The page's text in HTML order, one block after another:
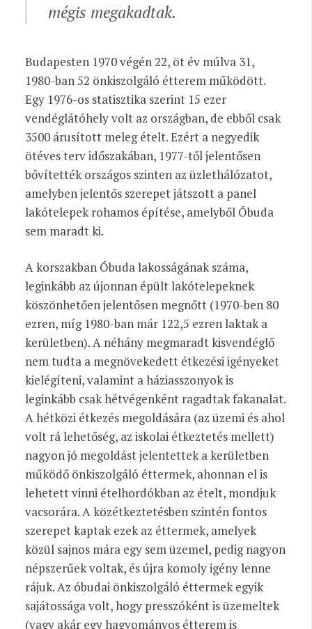
mégis megakadtak.
Budapesten 1970 végén 22, öt év múlva 31,
1980-ban 52 önkiszolgáló étterem működött.
Egy 1976-os statisztika szerint 15 ezer
vendéglátóhely volt az országban, de ebből csak
3500 árusított meleg ételt. Ezért a negyedik
ötéves terv időszakában, 1977-től jelentősen
bővítették országos szinten az üzlethálózatot,
amelyben jelentős szerepet játszott a panel
lakótelepek rohamos építése, amelyből Óbuda
sem maradt ki.
A korszakban Óbuda lakosságának száma,
leginkább az újonnan épült lakótelepeknek
köszönhetően jelentősen megnőtt (1970-ben 80
ezren, míg 1980-ban már 122,5 ezren laktak a
kerületben). A néhány megmaradt kisvendéglő
nem tudta a megnövekedett étkezési igényeket
kielégíteni, valamint a háziasszonyok is
leginkább csak hétvégenként ragadtak fakanalat.
A hétközi étkezés megoldására (az üzemi és ahol
volt rá lehetőség, az iskolai étkeztetés mellett)
nagyon jó megoldást jelentettek a kerületben
működő önkiszolgáló éttermek, ahonnan el is
lehetett vinni ételhordókban az ételt, mondjuk
vacsorára. A közétkeztetésben szintén fontos
szerepet kaptak ezek az éttermek, amelyek
közül sajnos mára egy sem üzemel, pedig nagyon
népszerűek voltak, és újra komoly igény lenne
rájuk. Az óbudai önkiszolgáló éttermek egyik
sajátossága volt, hogy presszóként is üzemeltek
(vagy akár egy hagyományos étterem is